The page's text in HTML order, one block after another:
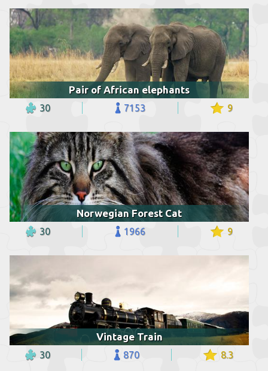
Pair of African elephants
30 7153 9
Norwegian Forest Cat
30 1966 9
Vintage Train
30 870 8.3